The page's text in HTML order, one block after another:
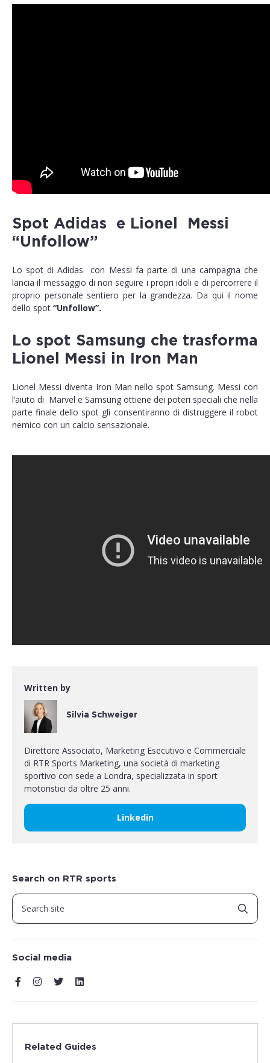
Spot Adidas e Lionel Messi
“Unfollow”
Lo spot di Adidas con Messi fa parte di una campagna che
lancia il messaggio di non seguire i propri idoli e di percorrere il
proprio personale sentiero per la grandezza. Da qui il nome
dello spot “Unfollow”.
Lo spot Samsung che trasforma
Lionel Messi in Iron Man
Lionel Messi diventa Iron Man nello spot Samsung. Messi con
l’aiuto di Marvel e Samsung ottiene dei poteri speciali che nella
parte finale dello spot gli consentiranno di distruggere il robot
nemico con un calcio sensazionale.
Written by
Silvia Schweiger
Direttore Associato, Marketing Esecutivo e Commerciale
di RTR Sports Marketing, una società di marketing
sportivo con sede a Londra, specializzata in sport
motoristici da oltre 25 anni.
Linkedin
Search on RTR sports
Social media
Related Guides